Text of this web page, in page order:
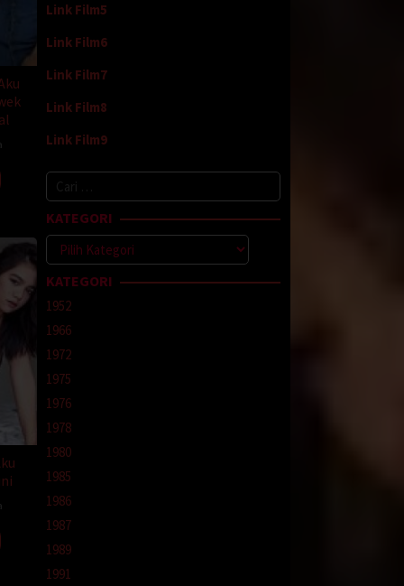
kaki
Link Film5
Link Film6
Link Film7
Link Film8
Link Film9
Cari
untuk:
KATEGORI
Kategori
KATEGORI
1952
1966
1972
1975
1976
1978
1980
1985
1986
1987
1989
1991